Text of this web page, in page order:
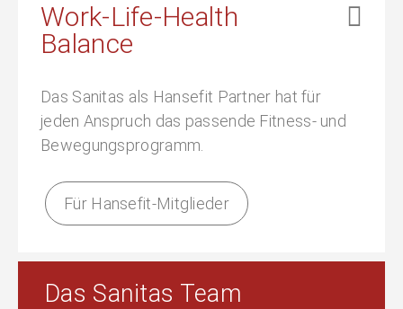
Work-Life-Health
Balance
Das Sanitas als Hansefit Partner hat für
jeden Anspruch das passende Fitness- und
Bewegungsprogramm.
Für Hansefit-Mitglieder
Das Sanitas Team